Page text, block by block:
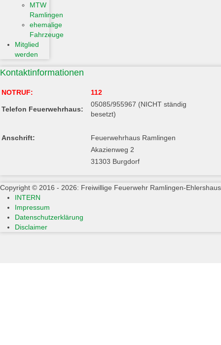
MTW
Ramlingen
ehemalige
Fahrzeuge
Mitglied
werden
Kontaktinformationen
NOTRUF: 112
Telefon Feuerwehrhaus:
05085/955967 (NICHT ständig
besetzt)
Anschrift:
Feuerwehrhaus Ramlingen
Akazienweg 2
31303 Burgdorf
Copyright © 2016 - 2026: Freiwillige Feuerwehr Ramlingen-
INTERN
Impressum
Datenschutzerklärung
Disclaimer